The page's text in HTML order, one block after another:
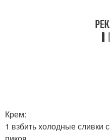
Крем:
1 взбить холодные сливки